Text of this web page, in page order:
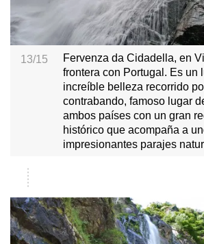
13/15
Fervenza da Cidadella, en
frontera con Portugal. Es un
increíble belleza recorrido
contrabando, famoso lugar
ambos países con un gran
histórico que acompaña a
impresionantes parajes